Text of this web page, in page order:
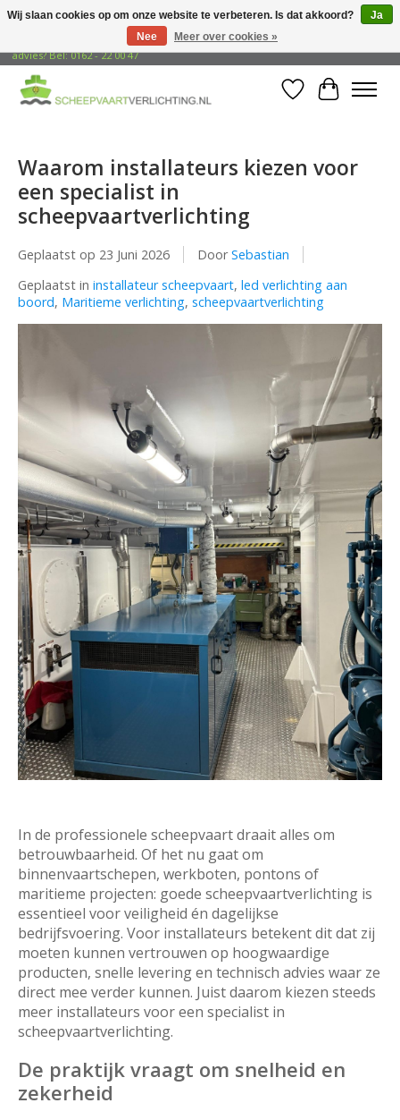
Gratis verzending naar adressen in Nederland! Opzoek naar vrijblijvend
advies? Bel: 0162 - 22 00 47
Verlanglijst
Waarom installateurs kiezen voor
een specialist in
scheepvaartverlichting
Geplaatst op 23 Juni 2026 DoorSebastian
Geplaatst in installateur scheepvaart, led verlichting aan
boord, Maritieme verlichting, scheepvaartverlichting
In de professionele scheepvaart draait alles om
betrouwbaarheid. Of het nu gaat om
binnenvaartschepen, werkboten, pontons of
maritieme projecten: goede scheepvaartverlichting is
essentieel voor veiligheid én dagelijkse
bedrijfsvoering. Voor installateurs betekent dit dat zij
moeten kunnen vertrouwen op hoogwaardige
producten, snelle levering en technisch advies waar ze
direct mee verder kunnen. Juist daarom kiezen steeds
meer installateurs voor een specialist in
scheepvaartverlichting.
De praktijk vraagt om snelheid en
zekerheid
Wij slaan cookies op om onze website te verbeteren. Is dat akkoord?
Ja
Nee
Meer over cookies »